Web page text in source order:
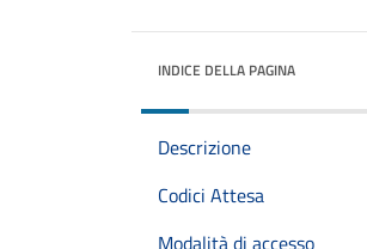
INDICE DELLA PAGINA
Descrizione
Codici Attesa
Modalità di accesso